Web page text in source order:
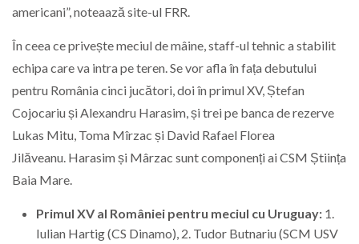
americani”, noteaază site-ul FRR.
În ceea ce privește meciul de mâine, staff-ul tehnic a stabilit
echipa care va intra pe teren. Se vor afla în fața debutului
pentru România cinci jucători, doi în primul XV, Ștefan
Cojocariu și Alexandru Harasim, și trei pe banca de rezerve
Lukas Mitu, Toma Mîrzac și David Rafael Florea
Jilăveanu. Harasim și Mârzac sunt componenți ai CSM Știința
Baia Mare.
Primul XV al României pentru meciul cu Uruguay: 1.
Iulian Hartig (CS Dinamo), 2. Tudor Butnariu (SCM USV